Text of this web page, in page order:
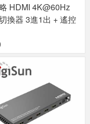
HDMI 4K@60Hz
換器 3進1出 + 遙控